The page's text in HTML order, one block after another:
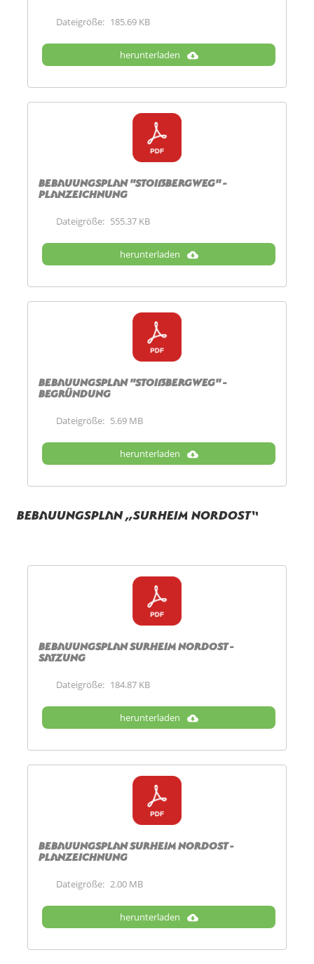
Dateigröße: 185.69 KB
herunterladen
Bebauungsplan "Stoißbergweg" -
Planzeichnung
Dateigröße: 555.37 KB
herunterladen
Bebauungsplan "Stoißbergweg" -
Begründung
Dateigröße: 5.69 MB
herunterladen
Bebauungsplan „Surheim Nordost“
Bebauungsplan Surheim Nordost -
Satzung
Dateigröße: 184.87 KB
herunterladen
Bebauungsplan Surheim Nordost -
Planzeichnung
Dateigröße: 2.00 MB
herunterladen